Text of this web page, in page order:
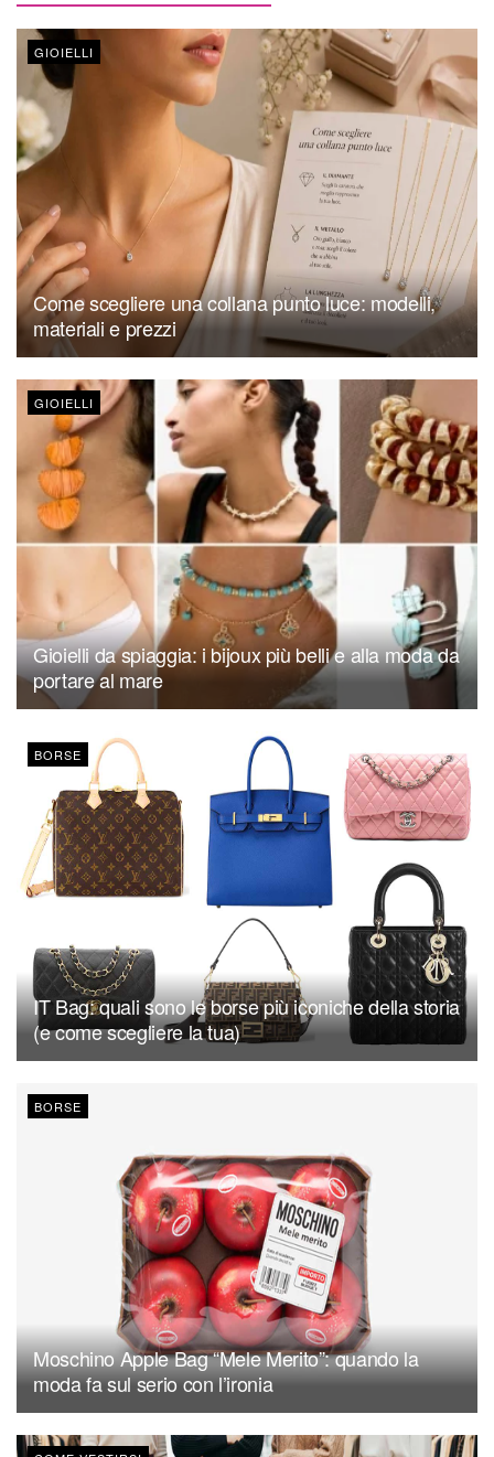
GIOIELLI
Come scegliere una collana punto luce: modelli,
materiali e prezzi
GIOIELLI
Gioielli da spiaggia: i bijoux più belli e alla moda da
portare al mare
BORSE
IT Bag: quali sono le borse più iconiche della storia
(e come scegliere la tua)
BORSE
Moschino Apple Bag “Mele Merito”: quando la
moda fa sul serio con l’ironia